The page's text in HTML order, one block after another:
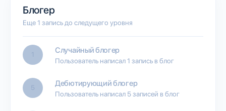
Блогер
Еще 1 запись до следущего уровня
1 Случайный блогер
Пользователь написал 1 запись в блог
5 Дебютирующий блогер
Пользователь написал 5 записей в блог